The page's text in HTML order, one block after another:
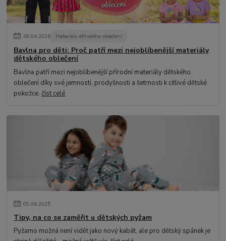
28.04.2026 Materiály dětského oblečení
Bavlna pro děti: Proč patří mezi nejoblíbenější materiály
dětského oblečení
Bavlna patří mezi nejoblíbenější přírodní materiály dětského
oblečení díky své jemnosti, prodyšnosti a šetrnosti k citlivé dětské
pokožce.číst celé
09.06.2025
Tipy, na co se zaměřit u dětských pyžam
Pyžamo možná není vidět jako nový kabát, ale pro dětský spánek je